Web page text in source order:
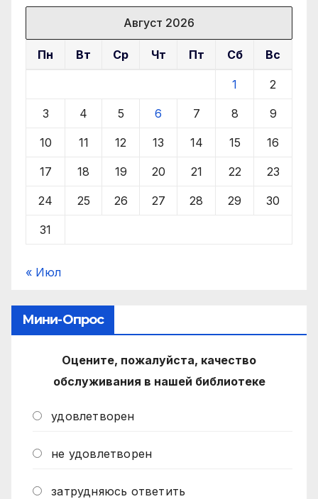
Август 2026
Пн Вт Ср Чт Пт Сб Вс
1 2
3 4 5 6 7 8 9
10 11 12 13 14 15 16
17 18 19 20 21 22 23
24 25 26 27 28 29 30
31
« Июл
Мини-Опрос
Оцените, пожалуйста, качество
обслуживания в нашей библиотеке
удовлетворен
не удовлетворен
затрудняюсь ответить